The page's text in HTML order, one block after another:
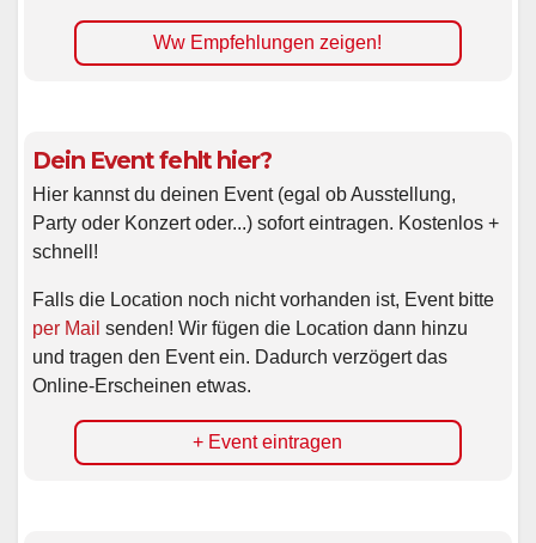
Ww Empfehlungen zeigen!
Dein Event fehlt hier?
Hier kannst du deinen Event (egal ob Ausstellung,
Party oder Konzert oder...) sofort eintragen. Kostenlos +
schnell!
Falls die Location noch nicht vorhanden ist, Event bitte
per Mail senden! Wir fügen die Location dann hinzu
und tragen den Event ein. Dadurch verzögert das
Online-Erscheinen etwas.
+ Event eintragen